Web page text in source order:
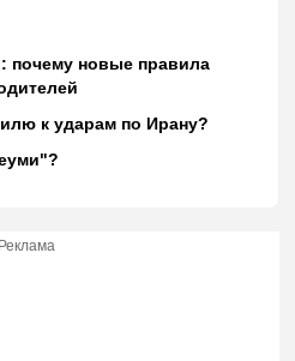
почему новые правила
к ударам по Ирану?
Реклама